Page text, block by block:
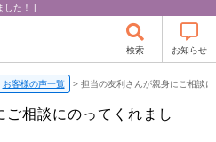
した！ |
検索 お知らせ
お客様の声一覧 > 担当の友利さんが親身にご相談
相談にのってくれまし